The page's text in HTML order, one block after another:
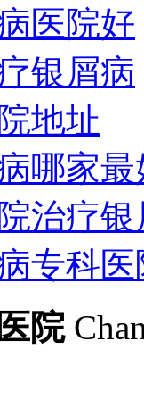
医院好
银屑病
地址
哪家最
治疗银
专科
院